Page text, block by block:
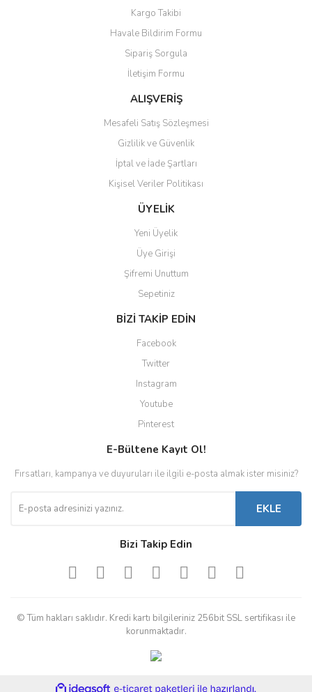
Ürün resmi kalitesiz, bozuk veya görüntülenemiyor.
Ürün açıklamasında eksik bilgiler bulunuyor.
Ürün bilgilerinde hatalar bulunuyor.
Ürün fiyatı diğer sitelerden daha pahalı.
Bu ürüne benzer farklı alternatifler olmalı.
Gönder
Kargo Takibi
Havale Bildirim Formu
Sipariş Sorgula
İletişim Formu
ALIŞVERİŞ
Mesafeli Satış Sözleşmesi
Gizlilik ve Güvenlik
İptal ve İade Şartları
Kişisel Veriler Politikası
ÜYELİK
Yeni Üyelik
Üye Girişi
Şifremi Unuttum
Sepetiniz
BİZİ TAKİP EDİN
Facebook
Twitter
Instagram
Youtube
Pinterest
E-Bültene Kayıt Ol!
Fırsatları, kampanya ve duyuruları ile ilgili e-posta almak ister misiniz?
EKLE
Bizi Takip Edin
© Tüm hakları saklıdır. Kredi kartı bilgileriniz 256bit SSL sertifikası ile
korunmaktadır.
ideasoft e-